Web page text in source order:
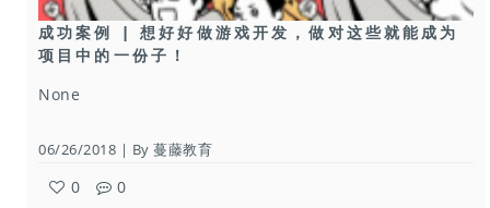
成功案例 | 想好好做游戏开发，做对这些就能成为
项目中的一份子！
None
06/26/2018 | By 蔓藤教育
0 0